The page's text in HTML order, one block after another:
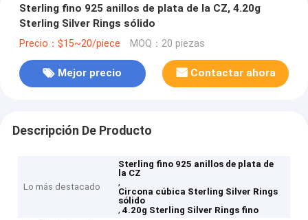
Sterling fino 925 anillos de plata de la CZ, 4.20g
Sterling Silver Rings sólido
Precio：$15~20/piece MOQ：20 piezas
Mejor precio Contactar ahora
Descripción De Producto
Lo más destacado
Sterling fino 925 anillos de plata de
la CZ
,
Circona cúbica Sterling Silver Rings
sólido
,4.20g Sterling Silver Rings fino